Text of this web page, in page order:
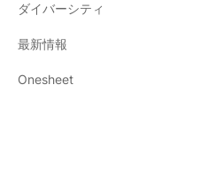
ダイバーシティ
最新情報
Onesheet